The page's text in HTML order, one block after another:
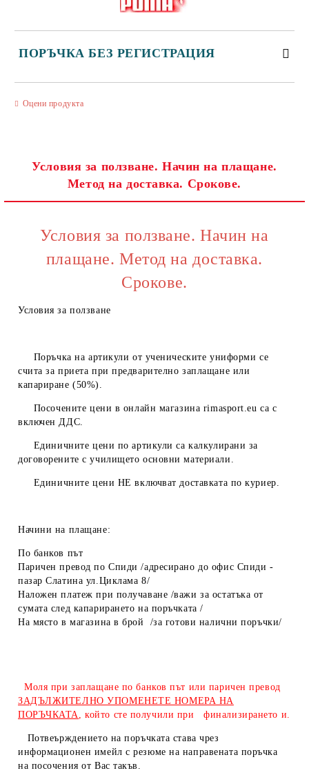
ПОРЪЧКА БЕЗ РЕГИСТРАЦИЯ
Съгласен съм сПолитиката за лични данни
Оцени продукта
Условия за ползване. Начин на плащане.
Метод на доставка. Срокове.
Условия за ползване. Начин на
плащане. Метод на доставка.
Срокове.
Условия за ползване
Поръчка на артикули от ученическите униформи се
счита за приета при предварително заплащане или
капариране (50%).
Посочените цени в онлайн магазина rimasport.eu са с
включен ДДС.
Единичните цени по артикули са калкулирани за
договорените с училището основни материали.
Единичните цени НЕвключват доставката по куриер.
Начини на плащане:
По банков път
Паричен превод по Спиди /адресирано до офис Спиди -
пазар Слатина ул.Циклама 8/
Наложен платеж при получаване /важи за остатъка от
сумата след капарирането на поръчката /
На място в магазина в брой /за готови налични поръчки/
Моля при заплащане по банков път или паричен превод
ЗАДЪЛЖИТЕЛНО УПОМЕНЕТЕ НОМЕРА НА
ПОРЪЧКАТА, който сте получили при финализирането и.
Потвеърждението на поръчката става чрез
информационен имейл с резюме на направената поръчка
на посочения от Вас такъв.